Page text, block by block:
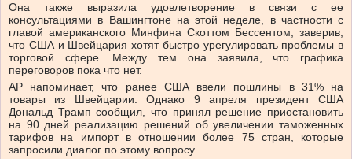
Она также выразила удовлетворение в связи с ее
консультациями в Вашингтоне на этой неделе, в частности с
главой американского Минфина Скоттом Бессентом, заверив,
что США и Швейцария хотят быстро урегулировать проблемы в
торговой сфере. Между тем она заявила, что графика
переговоров пока что нет.
AP напоминает, что ранее США ввели пошлины в 31% на
товары из Швейцарии. Однако 9 апреля президент США
Дональд Трамп сообщил, что принял решение приостановить
на 90 дней реализацию решений об увеличении таможенных
тарифов на импорт в отношении более 75 стран, которые
запросили диалог по этому вопросу.